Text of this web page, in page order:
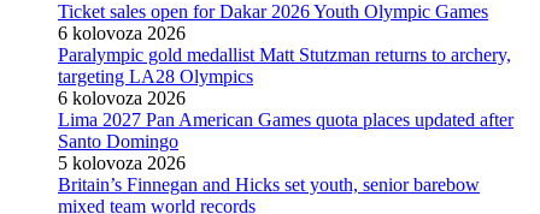
Ticket sales open for Dakar 2026 Youth Olympic Games
6 kolovoza 2026
Paralympic gold medallist Matt Stutzman returns to archery,
targeting LA28 Olympics
6 kolovoza 2026
Lima 2027 Pan American Games quota places updated after
Santo Domingo
5 kolovoza 2026
Britain’s Finnegan and Hicks set youth, senior barebow
mixed team world records